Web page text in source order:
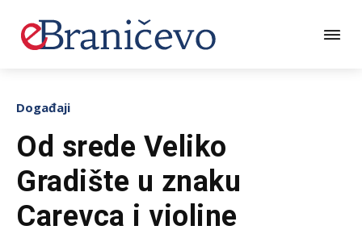
Događaji
Od srede Veliko
Gradište u znaku
Carevca i violine